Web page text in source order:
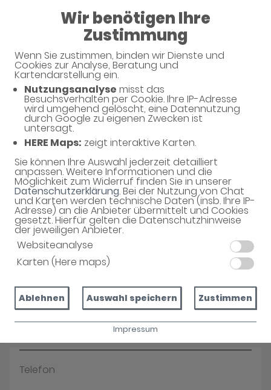
Wir benötigen Ihre
Zustimmung
Wenn Sie zustimmen, binden wir Dienste und
Cookies zur Analyse, Beratung und
Kartendarstellung ein.
Nutzungsanalyse misst das
Besuchsverhalten per Cookie. Ihre IP-Adresse
wird umgehend gelöscht, eine Datennutzung
durch Google zu eigenen Zwecken ist
untersagt.
HERE Maps: zeigt interaktive Karten.
Sie können Ihre Auswahl jederzeit detailliert
anpassen. Weitere Informationen und die
Möglichkeit zum Widerruf finden Sie in unserer
Datenschutzerklärung. Bei der Nutzung von Chat
und Karten werden technische Daten (insb. Ihre IP-
Adresse) an die Anbieter übermittelt und Cookies
gesetzt. Hierfür gelten die Datenschutzhinweise
der jeweiligen Anbieter.
Websiteanalyse
Karten (Here maps)
Ablehnen Auswahl speichern Zustimmen
Impressum
08:30 - 12:30
Rathaus-Apotheke Grossaspach
Haben Sie noch Fragen?
Dann schreiben Sie uns einfach eine Nachricht oder
rufen Sie uns direkt unter 07191 - 920296 an. Wir
Ihre Daten
Vorname*
E-Mail*
Telefon